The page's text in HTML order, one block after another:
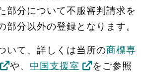
部分について不服審判請求を
部分以外の登録となります。
いて、詳しくは当所の商標専
や、 中国支援室
をご参照